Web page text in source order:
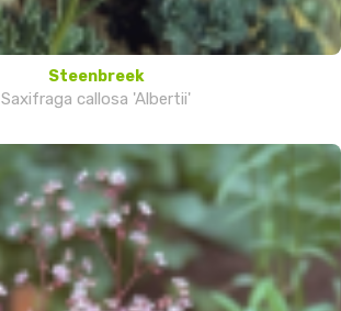
Steenbreek
Saxifraga callosa 'Albertii'